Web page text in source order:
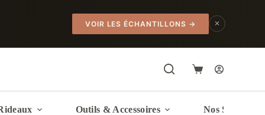
VOIR LES ÉCHANTILLONS → ✕
Panier
Outils & Accessoires Nos Services